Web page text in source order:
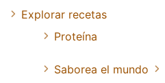
Explorar recetas
Proteína
Saborea el mundo